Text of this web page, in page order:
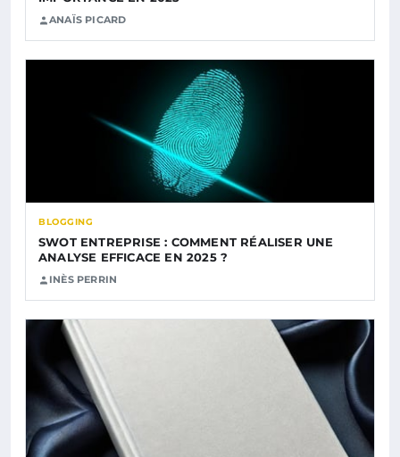
ANAÏS PICARD
BLOGGING
SWOT ENTREPRISE : COMMENT RÉALISER UNE
ANALYSE EFFICACE EN 2025 ?
INÈS PERRIN